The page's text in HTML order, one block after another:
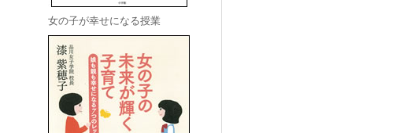
女の子が幸せになる授業